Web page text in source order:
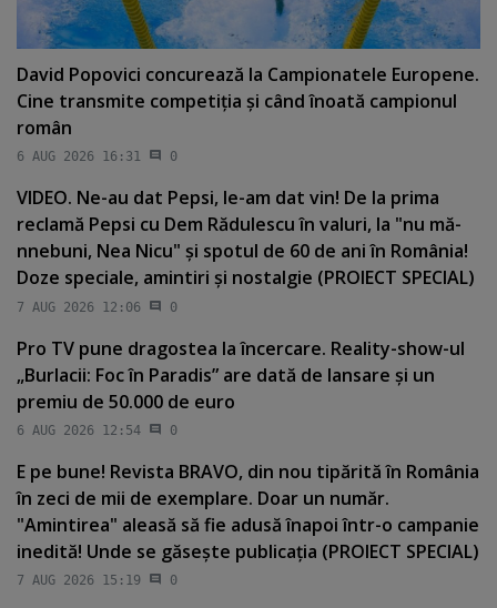
David Popovici concurează la Campionatele Europene.
Cine transmite competiţia şi când înoată campionul
român
6 AUG 2026 16:31 0
VIDEO. Ne-au dat Pepsi, le-am dat vin! De la prima
reclamă Pepsi cu Dem Rădulescu în valuri, la "nu mă-
nnebuni, Nea Nicu" şi spotul de 60 de ani în România!
Doze speciale, amintiri şi nostalgie (PROIECT SPECIAL)
7 AUG 2026 12:06 0
Pro TV pune dragostea la încercare. Reality-show-ul
„Burlacii: Foc în Paradis” are dată de lansare şi un
premiu de 50.000 de euro
6 AUG 2026 12:54 0
E pe bune! Revista BRAVO, din nou tipărită în România
în zeci de mii de exemplare. Doar un număr.
"Amintirea" aleasă să fie adusă înapoi într-o campanie
inedită! Unde se găseşte publicaţia (PROIECT SPECIAL)
7 AUG 2026 15:19 0